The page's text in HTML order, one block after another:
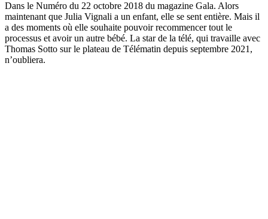
Dans le Numéro du 22 octobre 2018 du magazine Gala. Alors
maintenant que Julia Vignali a un enfant, elle se sent entière. Mais il
a des moments où elle souhaite pouvoir recommencer tout le
processus et avoir un autre bébé. La star de la télé, qui travaille avec
Thomas Sotto sur le plateau de Télématin depuis septembre 2021,
n’oubliera.